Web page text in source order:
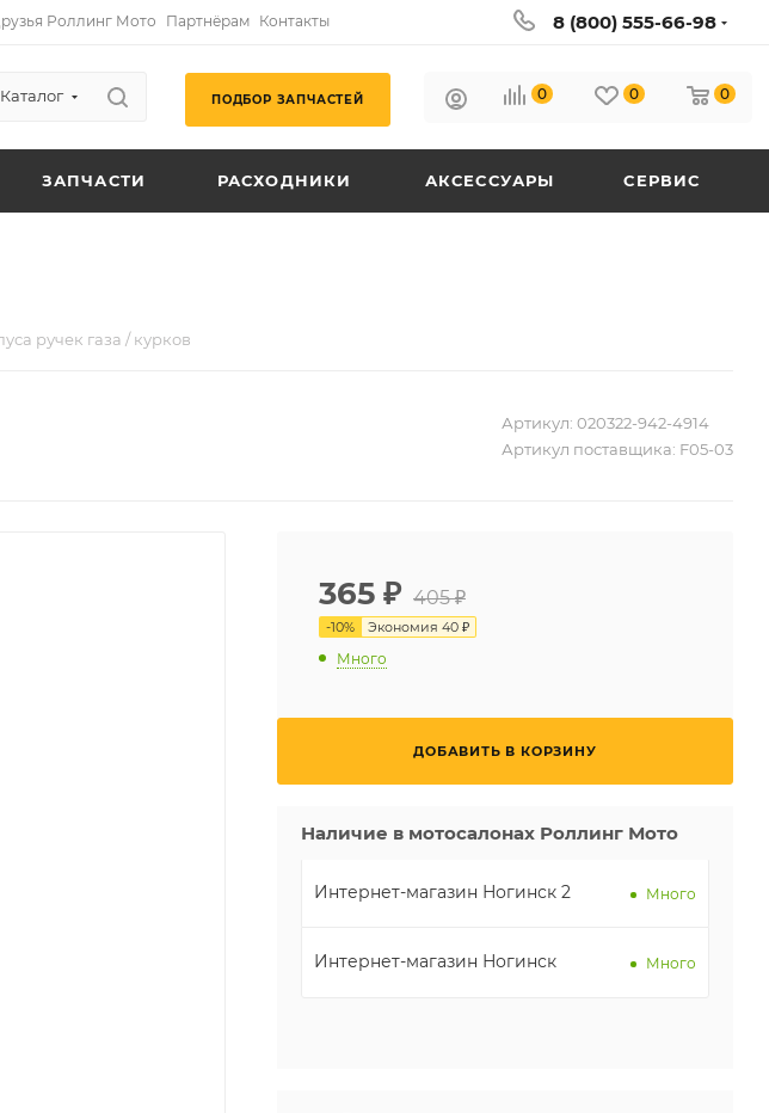
Роллинг Мото Партнёрам Контакты 8 (800) 555-66-98
Каталог ПОДБОР ЗАПЧАСТЕЙ 0 0 0
ЗАПЧАСТИ РАСХОДНИКИ АКСЕССУАРЫ СЕРВИС
ручек газа / курков
Артикул: 020322-942-4914
Артикул поставщика: F05-03
365 ₽ 405 ₽
-10% Экономия 40 ₽
Много
ДОБАВИТЬ В КОРЗИНУ
Наличие в мотосалонах Роллинг Мото
Интернет-магазин Ногинск 2 Много
Интернет-магазин Ногинск Много